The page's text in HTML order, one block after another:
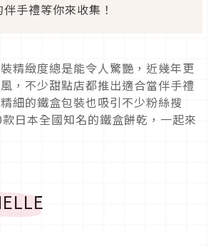
手禮等你來收集！
精緻度總是能令人驚艷，近幾年更
，不少甜點店都推出適合當伴手禮
細的鐵盒包裝也吸引不少粉絲搜
日本全國知名的鐵盒餅乾，一起來